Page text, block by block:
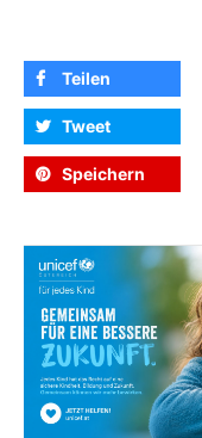
Teilen
Tweet
Speichern